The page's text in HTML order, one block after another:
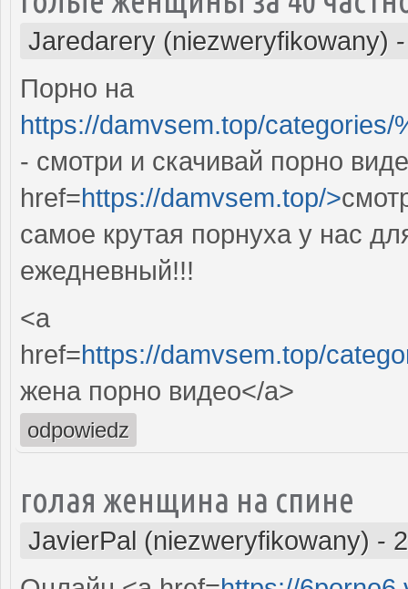
Jaredarery (niezweryfikowany)
Порно на
https://damvsem.top/
- смотри и скачивай порно
href=https://damvsem.top/>
самое крутая порнуха у нас
ежедневный!!!
<a
href=https://damvsem.top/
жена порно видео</a>
odpowiedz
голая женщина на спине
JavierPal (niezweryfikowany) -